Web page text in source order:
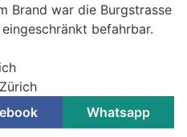
Brand war die Burgstrasse
befahrbar.
Whatsapp